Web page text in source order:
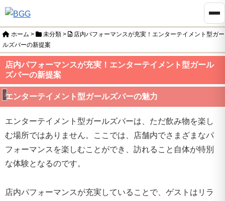
ホーム > 未分類 >
店内パフォーマンスが充実！エンターテイメント型ガー
ルズバーの新提案
店内パフォーマンスが充実！エンターテイメント型ガール
ズバーの新提案
未分類
エンターテイメント型ガールズバーの魅力
エンターテイメント型ガールズバーは、ただ飲み物を楽し
む場所ではありません。ここでは、店舗内でさまざまなパ
フォーマンスを楽しむことができ、訪れること自体が特別
な体験となるのです。
店内パフォーマンスが充実していることで、ゲストはリラ